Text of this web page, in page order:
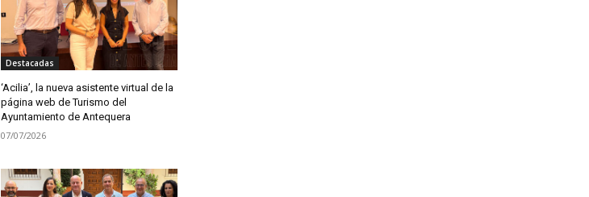
Destacadas
‘Acilia’, la nueva asistente virtual de la
página web de Turismo del
Ayuntamiento de Antequera
07/07/2026